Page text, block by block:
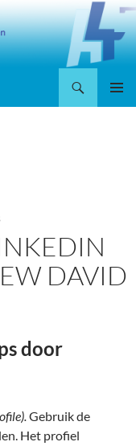
DAVID
door
Gebruik de
Het profiel